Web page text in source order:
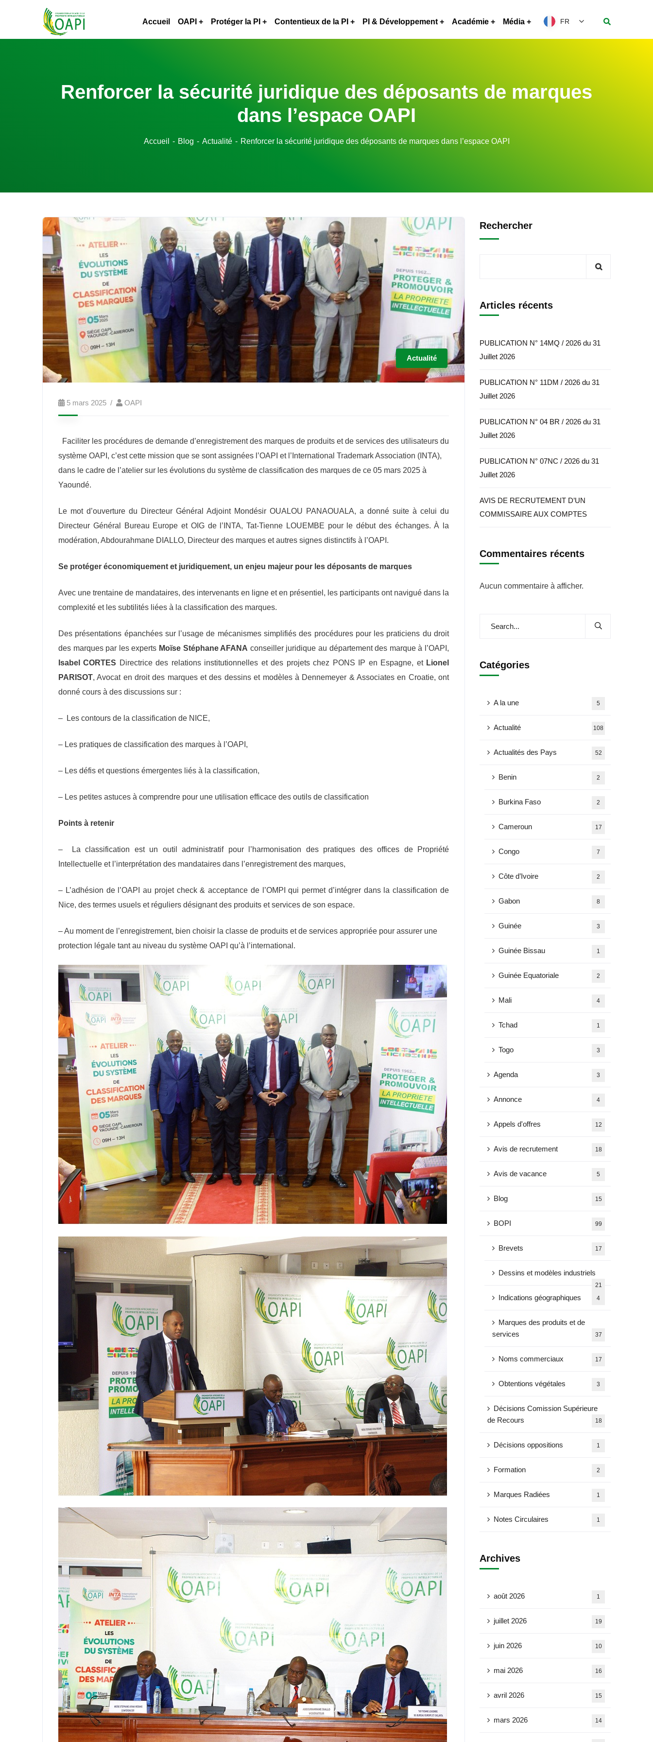
Accueil OAPI Protéger la PI Contentieux de la PI PI & Développement Académie Média FR
Renforcer la sécurité juridique des déposants de marques
dans l’espace OAPI
Accueil Blog Actualité Renforcer la sécurité juridique des déposants de marques dans l’espace OAPI
Actualité
5 mars 2025 OAPI
Faciliter les procédures de demande d’enregistrement des marques de produits et de services des utilisateurs du
système OAPI, c’est cette mission que se sont assignées l’OAPI et l’International Trademark Association (INTA),
dans le cadre de l’atelier sur les évolutions du système de classification des marques de ce 05 mars 2025 à
Yaoundé.
Le mot d’ouverture du Directeur Général Adjoint Mondésir OUALOU PANAOUALA, a donné suite à celui du
Directeur Général Bureau Europe et OIG de l’INTA, Tat-Tienne LOUEMBE pour le début des échanges. À la
modération, Abdourahmane DIALLO, Directeur des marques et autres signes distinctifs à l’OAPI.
Se protéger économiquement et juridiquement, un enjeu majeur pour les déposants de marques
Avec une trentaine de mandataires, des intervenants en ligne et en présentiel, les participants ont navigué dans la
complexité et les subtilités liées à la classification des marques.
Des présentations épanchées sur l’usage de mécanismes simplifiés des procédures pour les praticiens du droit
des marques par les experts Moïse Stéphane AFANA conseiller juridique au département des marque à l’OAPI,
Isabel CORTES Directrice des relations institutionnelles et des projets chez PONS IP en Espagne, etLionel
PARISOT, Avocat en droit des marques et des dessins et modèles à Dennemeyer & Associates en Croatie, ont
donné cours à des discussions sur :
– Les contours de la classification de NICE,
– Les pratiques de classification des marques à l’OAPI,
– Les défis et questions émergentes liés à la classification,
– Les petites astuces à comprendre pour une utilisation efficace des outils de classification
Points à retenir
– La classification est un outil administratif pour l’harmonisation des pratiques des offices de Propriété
Intellectuelle et l’interprétation des mandataires dans l’enregistrement des marques,
– L’adhésion de l’OAPI au projet check & acceptance de l’OMPI qui permet d’intégrer dans la classification de
Nice, des termes usuels et réguliers désignant des produits et services de son espace.
– Au moment de l’enregistrement, bien choisir la classe de produits et de services appropriée pour assurer une
protection légale tant au niveau du système OAPI qu’à l’international.
Rechercher
Articles récents
PUBLICATION N° 14MQ / 2026 du 31
Juillet 2026
PUBLICATION N° 11DM / 2026 du 31
Juillet 2026
PUBLICATION N° 04 BR / 2026 du 31
Juillet 2026
PUBLICATION N° 07NC / 2026 du 31
Juillet 2026
AVIS DE RECRUTEMENT D’UN
COMMISSAIRE AUX COMPTES
Commentaires récents
Aucun commentaire à afficher.
Catégories
A la une 5
Actualité 108
Actualités des Pays 52
Benin 2
Burkina Faso 2
Cameroun 17
Congo 7
Côte d’Ivoire 2
Gabon 8
Guinée 3
Guinée Bissau 1
Guinée Equatoriale 2
Mali 4
Tchad 1
Togo 3
Agenda 3
Annonce 4
Appels d'offres 12
Avis de recrutement 18
Avis de vacance 5
Blog 15
BOPI 99
Brevets 17
Dessins et modèles industriels
21
Indications géographiques 4
Marques des produits et de
services
37
Noms commerciaux 17
Obtentions végétales 3
Décisions Comission Supérieure
de Recours
18
Décisions oppositions 1
Formation 2
Marques Radiées 1
Notes Circulaires 1
Archives
août 2026 1
juillet 2026 19
juin 2026 10
mai 2026 16
avril 2026 15
mars 2026 14
Newsletter
Inscrivez-vous pour recevoir les dernières
informations ; les offres de formation ; l’actualité de
PI dans les Etats, les astuces pour protéger et
défendre ses droits, des vidéos pédagogiques.
Non, merci